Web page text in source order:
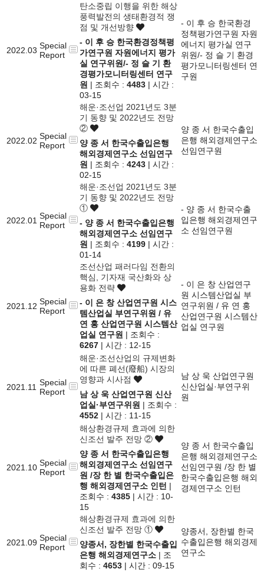
2022.03 Special
Report
탄소중립 이행을 위한 해상
풍력발전의 생태환경적 쟁
점 및 개선방향
- 이 후 승 한국환경정책평
가연구원 자원에너지 평가
실 연구위원/- 정 슬 기 환
경평가모니터링센터 연구
원 | 조회수 : 4483 | 시간 :
03-15
- 이 후 승 한국환경
정책평가연구원 자원
에너지 평가실 연구
위원/- 정 슬 기 환경
평가모니터링센터 연
구원
2022.02 Special
Report
해운·조선업 2021년도 3분
기 동향 및 2022년도 전망
②
양 종 서 한국수출입은행
해외경제연구소 선임연구
원 | 조회수 : 4243 | 시간 :
02-15
양 종 서 한국수출입
은행 해외경제연구소
선임연구원
2022.01 Special
Report
해운·조선업 2021년도 3분
기 동향 및 2022년도 전망
①
- 양 종 서 한국수출입은행
해외경제연구소 선임연구
원 | 조회수 : 4199 | 시간 :
01-14
- 양 종 서 한국수출
입은행 해외경제연구
소 선임연구원
2021.12 Special
Report
조선산업 패러다임 전환의
핵심, 기자재 국산화와 상
용화 전략
- 이 은 창 산업연구원 시스
템산업실 부연구위원 / 유
연 홍 산업연구원 시스템산
업실 연구원 | 조회수 :
6267 | 시간 : 12-15
- 이 은 창 산업연구
원 시스템산업실 부
연구위원 / 유 연 홍
산업연구원 시스템산
업실 연구원
2021.11 Special
Report
해운·조선산업의 규제변화
에 따른 폐선(廢船) 시장의
영향과 시사점
남 상 욱 산업연구원 신산
업실·부연구위원 | 조회수 :
4552 | 시간 : 11-15
남 상 욱 산업연구원
신산업실·부연구위
원
2021.10 Special
Report
해상환경규제 효과에 의한
신조선 발주 전망 ②
양 종 서 한국수출입은행
해외경제연구소 선임연구
원 /장 한 별 한국수출입은
행 해외경제연구소 인턴 |
조회수 : 4385 | 시간 : 10-
15
양 종 서 한국수출입
은행 해외경제연구소
선임연구원 /장 한 별
한국수출입은행 해외
경제연구소 인턴
2021.09 Special
Report
해상환경규제 효과에 의한
신조선 발주 전망 ①
양종서, 장한별 한국수출입
은행 해외경제연구소 | 조
회수 : 4653 | 시간 : 09-15
양종서, 장한별 한국
수출입은행 해외경제
연구소